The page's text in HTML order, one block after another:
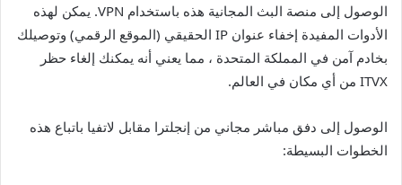
الوصول إلى منصة البث المجانية هذه باستخدام VPN. يمكن لهذه
الأدوات المفيدة إخفاء عنوان IP الحقيقي (الموقع الرقمي) وتوصيلك
بخادم آمن في المملكة المتحدة ، مما يعني أنه يمكنك إلغاء حظر
ITVX من أي مكان في العالم.
الوصول إلى دفق مباشر مجاني من إنجلترا مقابل لاتفيا باتباع هذه
الخطوات البسيطة: